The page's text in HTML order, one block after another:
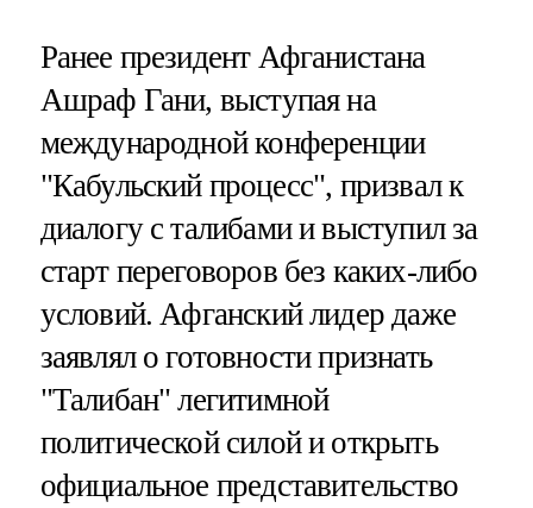
Ранее президент Афганистана
Ашраф Гани, выступая на
международной конференции
"Кабульский процесс", призвал к
диалогу с талибами и выступил за
старт переговоров без каких-либо
условий. Афганский лидер даже
заявлял о готовности признать
"Талибан" легитимной
политической силой и открыть
официальное представительство